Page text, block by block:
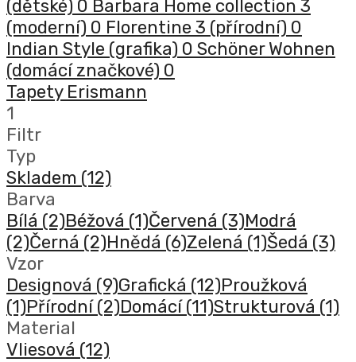
(dětské) 0 Barbara Home collection 3
(moderní) 0 Florentine 3 (přírodní) 0
Indian Style (grafika) 0 Schöner Wohnen
(domácí značkové) 0
Tapety Erismann
1
Filtr
Typ
Skladem (12)
Barva
Bílá (2)Béžová (1)Červená (3)Modrá
(2)Černá (2)Hnědá (6)Zelená (1)Šedá (3)
Vzor
Designová (9)Grafická (12)Proužková
(1)Přírodní(2)Domácí(11)Strukturová (1)
Material
Vliesová (12)